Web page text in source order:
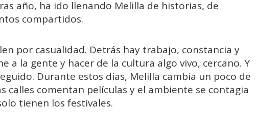
año, ha ido llenando Melilla de historias, de
compartidos.
por casualidad. Detrás hay trabajo, constancia y
a la gente y hacer de la cultura algo vivo, cercano. Y
Durante estos días, Melilla cambia un poco de
calles comentan películas y el ambiente se contagia
tienen los festivales.